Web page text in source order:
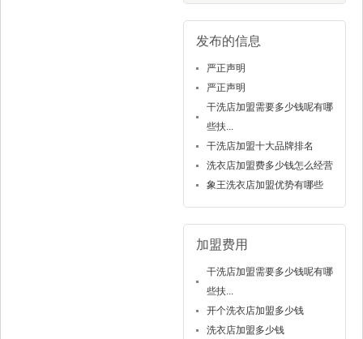
发布的信息
严正声明
严正声明
干洗店加盟需要多少钱呢有哪
些扶...
干洗店加盟十大品牌排名
洗衣店加盟费多少钱怎么经营
象王洗衣店加盟优势有哪些
加盟费用
干洗店加盟需要多少钱呢有哪
些扶...
开个洗衣店加盟多少钱
洗衣店加盟多少钱